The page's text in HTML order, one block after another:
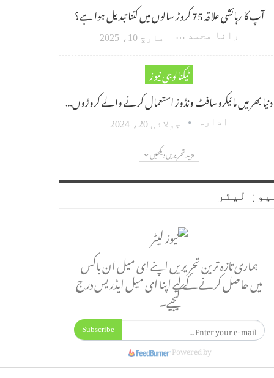
آپ کا رہائشی علاقہ 75 کروڑ سالوں میں کتنا تبدیل ہوا ہے؟
رانا محمد امین اکبر مارچ 10، 2025
ٹیکنالوجی نیوز
دنیا بھر میں مائیکروسافٹ ونڈوز استعمال کرنے والے کروڑوں…
ادارہ جولائی 20، 2024
مزید تحریریں دیکھیں
لیٹر
ہماری تازہ ترین تحریریں اپنے ای میل ان باکس
میں حاصل کرنے کے لیے اپنا ای میل ایڈریس درج
کیجیے۔
Subscribe
Powered by